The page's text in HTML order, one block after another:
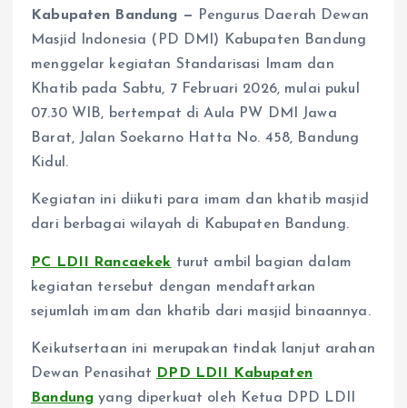
Kabupaten Bandung — Pengurus Daerah Dewan
Masjid Indonesia (PD DMI) Kabupaten Bandung
menggelar kegiatan Standarisasi Imam dan
Khatib pada Sabtu, 7 Februari 2026, mulai pukul
07.30 WIB, bertempat di Aula PW DMI Jawa
Barat, Jalan Soekarno Hatta No. 458, Bandung
Kidul.
Kegiatan ini diikuti para imam dan khatib masjid
dari berbagai wilayah di Kabupaten Bandung.
PC LDII Rancaekek turut ambil bagian dalam
kegiatan tersebut dengan mendaftarkan
sejumlah imam dan khatib dari masjid binaannya.
Keikutsertaan ini merupakan tindak lanjut arahan
Dewan Penasihat
DPD LDII Kabupaten
Bandung yang diperkuat oleh Ketua DPD LDII